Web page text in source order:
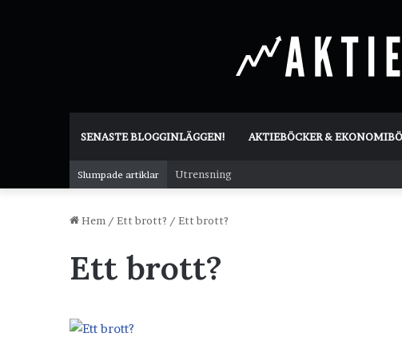
SENASTE BLOGGINLÄGGEN! AKTIEBÖCKER &
Slumpade artiklar Utrensning
Hem / Ett brott? / Ett brott?
Ett brott?